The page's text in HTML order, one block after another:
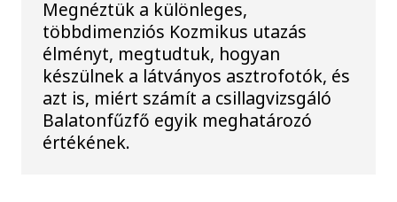
Megnéztük a különleges,
többdimenziós Kozmikus utazás
élményt, megtudtuk, hogyan
készülnek a látványos asztrofotók, és
azt is, miért számít a csillagvizsgáló
Balatonfűzfő egyik meghatározó
értékének.